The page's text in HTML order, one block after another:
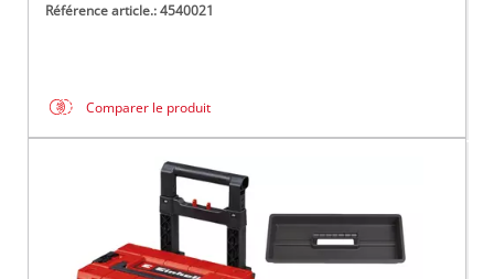
Référence article.: 4540021
Comparer le produit